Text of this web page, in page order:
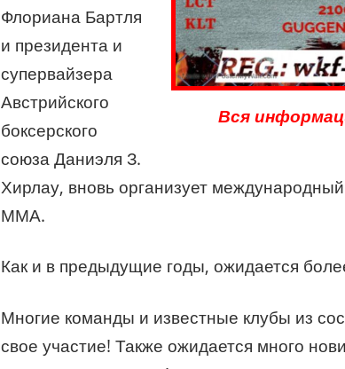
Вся
Флориана Бартля
и президента и
супервайзера
Австрийского
боксерского
союза Даниэля З.
Хирлау, вновь организует международный
ММА.
Как и в предыдущие годы, ожидается
Многие команды и известные клубы из
свое участие! Также ожидается много